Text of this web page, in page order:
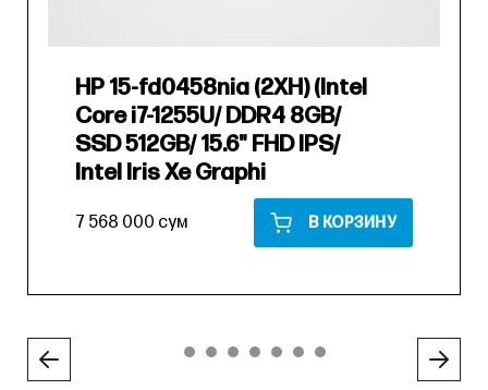
HP 15-fd0458nia (2XH) (Intel
Core i7-1255U/ DDR4 8GB/
SSD 512GB/ 15.6" FHD IPS/
Intel Iris Xe Graphi
7 568 000 сум В КОРЗИНУ